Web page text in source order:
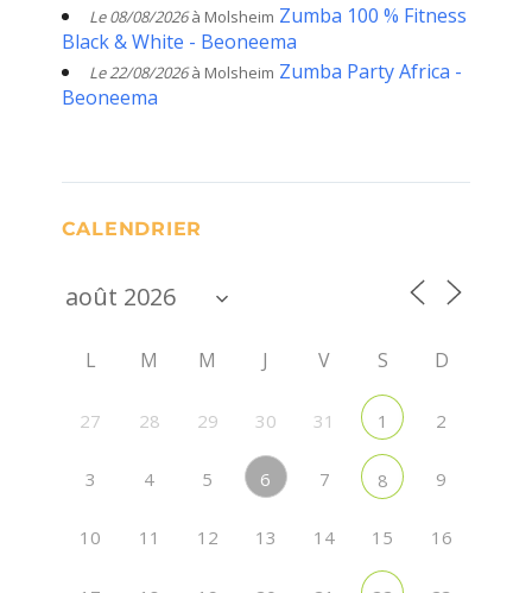
Le 08/08/2026à Molsheim Zumba 100 % Fitness
Black & White - Beoneema
Le 22/08/2026à Molsheim Zumba Party Africa -
Beoneema
CALENDRIER
L M M J V S D
27 28 29 30 31 1 2
3 4 5 6 7 8 9
10 11 12 13 14 15 16